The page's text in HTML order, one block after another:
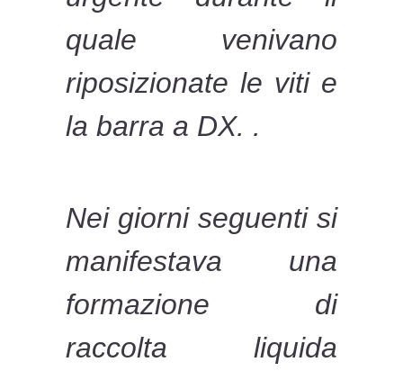
quale venivano
riposizionate le viti e
la barra a DX. .
Nei giorni seguenti si
manifestava una
formazione di
raccolta liquida